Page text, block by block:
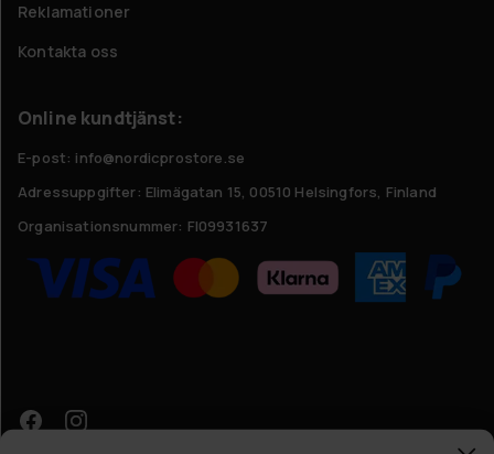
Reklamationer
Kontakta oss
Online kundtjänst:
E-post: info@nordicprostore.se
Adressuppgifter: Elimägatan 15, 00510 Helsingfors, Finland
Organisationsnummer: FI09931637